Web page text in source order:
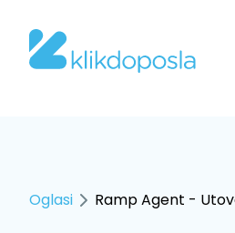
Oglasi Ramp Agent -